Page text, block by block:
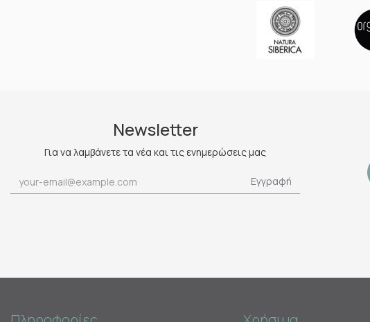
Newsletter
Για να λαμβάνετε τα νέα και τις ενημερώσεις μας
Εγγραφή